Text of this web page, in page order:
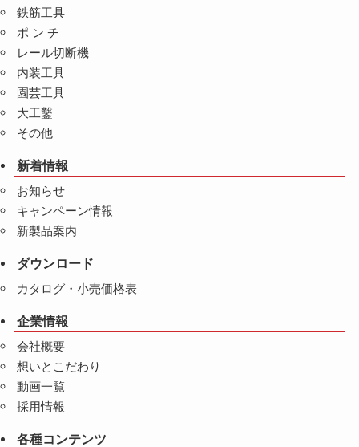
鉄筋工具
ポ ン チ
レール切断機
内装工具
園芸工具
大工鑿
その他
新着情報
お知らせ
キャンペーン情報
新製品案内
ダウンロード
カタログ・小売価格表
企業情報
会社概要
想いとこだわり
動画一覧
採用情報
各種コンテンツ